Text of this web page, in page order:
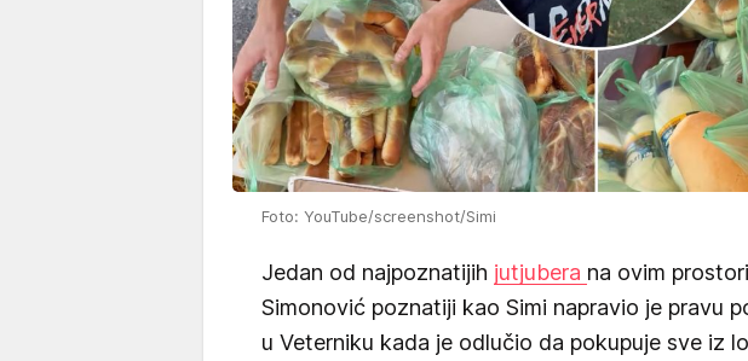
Foto: YouTube/screenshot/Simi
Jedan od najpoznatijih jutjubera na ovim
Simonović poznatiji kao Simi napravio je pravu
u Veterniku kada je odlučio da pokupuje sve iz